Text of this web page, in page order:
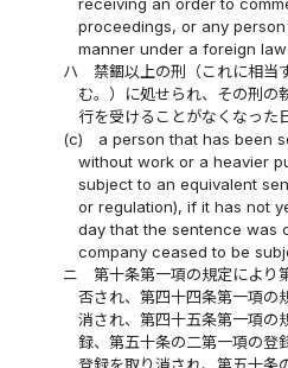
proceedings, or any
manner under a foreign
ハ
禁錮以上の刑（これに相当
む。）に処せられ、その刑の
行を受けることがなくなった
(c)
a person that has been
without work or a heavier
subject to an equivalent
or regulation), if it has not
day that the sentence was
company ceased to be
ニ
第十条第一項の規定により
否され、第四十四条第一項の
消され、第四十五条第一項の
録、第五十条の二第一項の登
登録を取り消され、第五十条